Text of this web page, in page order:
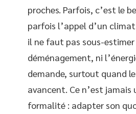
proches. Parfois, c’est le
parfois l’appel d’un
il ne faut pas sous-
déménagement, ni
demande, surtout quand
avancent. Ce n’est jamais
formalité : adapter son